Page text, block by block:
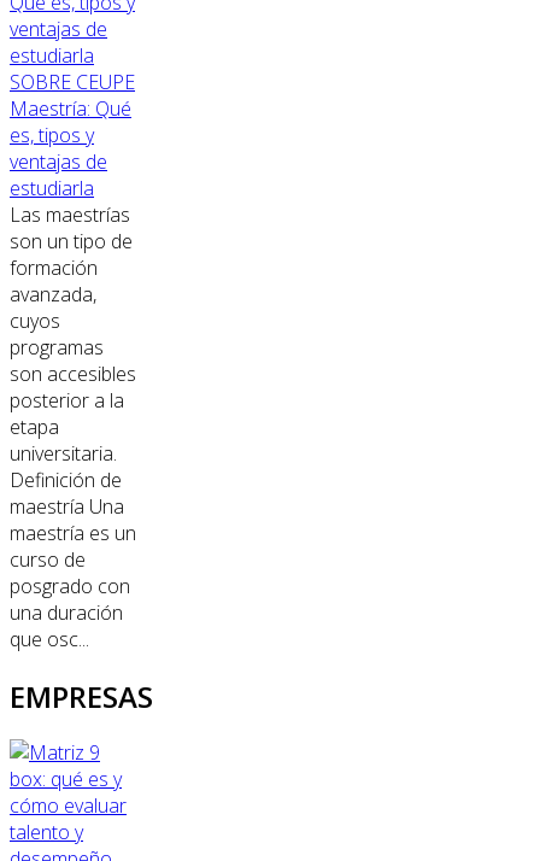
SOBRE CEUPE
Maestría: Qué
es, tipos y
ventajas de
estudiarla
Las maestrías
son un tipo de
formación
avanzada,
cuyos
programas
son accesibles
posterior a la
etapa
universitaria.
Definición de
maestría Una
maestría es un
curso de
posgrado con
una duración
que osc...
EMPRESAS